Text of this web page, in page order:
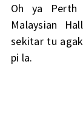
Oh ya Perth
Malaysian
sekitar tu
pi la.